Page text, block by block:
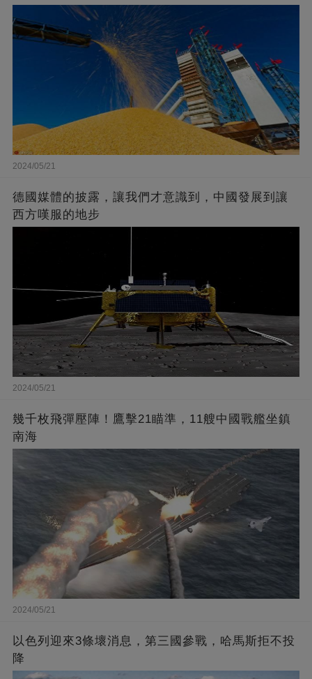
2024/05/21
德國媒體的披露，讓我們才意識到，中國發展到讓
西方嘆服的地步
2024/05/21
幾千枚飛彈壓陣！鷹擊21瞄準，11艘中國戰艦坐鎮
南海
2024/05/21
以色列迎來3條壞消息，第三國參戰，哈馬斯拒不投
降